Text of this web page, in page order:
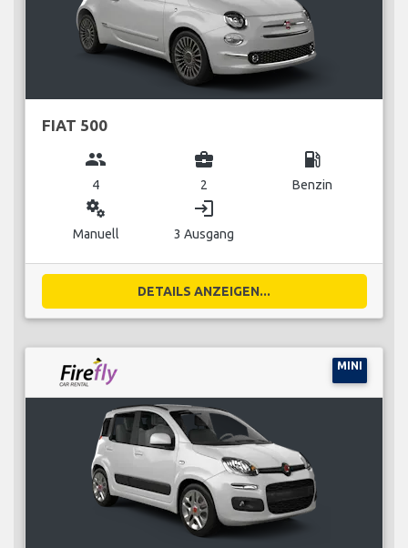
FIAT 500
group
4
business_center
2
local_gas_station
Benzin
miscellaneous_services
Manuell
login
3 Ausgang
DETAILS ANZEIGEN...
MINI